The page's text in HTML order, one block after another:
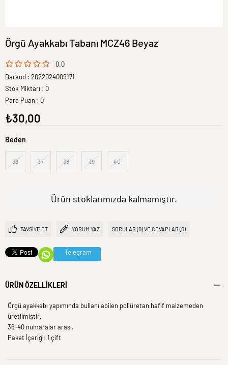
Örgü Ayakkabı Tabanı MCZ46 Beyaz
0.0
Barkod : 2022024009171
Stok Miktarı : 0
Para Puan : 0
₺30,00
Beden
36 37 38 39 40
Ürün stoklarımızda kalmamıştır.
TAVSIYE ET YORUM YAZ SORULAR (0) VE CEVAPLAR (0)
Telegram
ÜRÜN ÖZELLIKLERI
Örgü ayakkabı yapımında bullanılabilen poliüretan hafif malzemeden
üretilmiştir.
36-40 numaralar arası.
Paket İçeriği: 1 çift